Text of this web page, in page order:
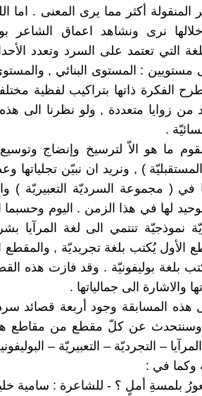
أكثر مما يرى المعنى . اما
خلالها نرى ونشاهد اعماق الشاعر
التي تعتمد على السرد وتعدد
مستويين : المستوى البنائي ,
الفكرة ذاتها بتراكيب لفظية
زوايا متعددة , ولو نظرنا الى هذه
.
ما هو الاّ لترسيخ وإنضاج
) , ونريد ان نبيّن تجلياتها
( مجموعة السرديّة التعبيريّة )
لها في هذا الزمن . اليوم
نموذجيّة تنتمي الى لغة المرآيا
الأول يُكتب بلغة تجريديّة , والمقطع
بلغة بوليفونيّة . وقد فازت هذه
والاشارة الى جمالياتها .
المسابقة وجود أربعة قصائد
عن كلّ مقطع من مقاطع
– التجرديّة – التعبيريّة –
وكما في :